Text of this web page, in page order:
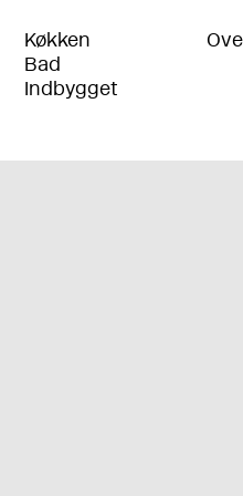
Køkken
Bad
Indbygget